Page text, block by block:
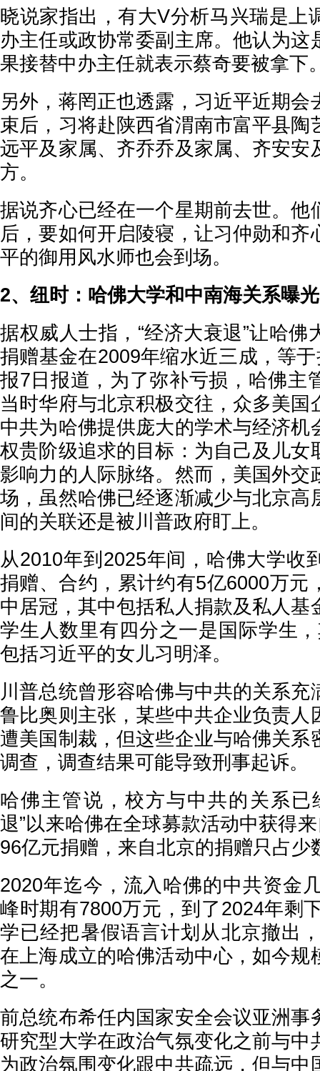
晓说家指出，有大V分析马兴瑞是上
办主任或政协常委副主席。他认为这
果接替中办主任就表示蔡奇要被拿下
另外，蒋罔正也透露，习近平近期会
束后，习将赴陕西省渭南市富平县陶
远平及家属、齐乔乔及家属、齐安安
方。
据说齐心已经在一个星期前去世。他
后，要如何开启陵寝，让习仲勋和齐
平的御用风水师也会到场。
2、纽时：哈佛大学和中南海关系曝光
据权威人士指，“经济大衰退”让哈佛
捐赠基金在2009年缩水近三成，等
报7日报道，为了弥补亏损，哈佛主
当时华府与北京积极交往，众多美国
中共为哈佛提供庞大的学术与经济机
权贵阶级追求的目标：为自己及儿女
影响力的人际脉络。然而，美国外交
场，虽然哈佛已经逐渐减少与北京高
间的关联还是被川普政府盯上。
从2010年到2025年间，哈佛大学收
捐赠、合约，累计约有5亿6000万元
中居冠，其中包括私人捐款及私人基
学生人数里有四分之一是国际学生
包括习近平的女儿习明泽。
川普总统曾形容哈佛与中共的关系充
鲁比奥则主张，某些中共企业负责人
遭美国制裁，但这些企业与哈佛关系
调查，调查结果可能导致刑事起诉。
哈佛主管说，校方与中共的关系已
退”以来哈佛在全球募款活动中获得
96亿元捐赠，来自北京的捐赠只占少
2020年迄今，流入哈佛的中共资金
峰时期有7800万元，到了2024年剩
学已经把暑假语言计划从北京撤出
在上海成立的哈佛活动中心，如今规
之一。
前总统布希任内国家安全会议亚洲事
研究型大学在政治气氛变化之前与中
为政治氛围变化跟中共疏远，但与中